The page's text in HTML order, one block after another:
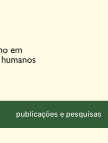
publicações e pesquisas